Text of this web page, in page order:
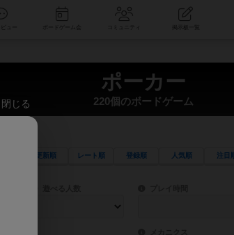
コミュニティ
ポーカー
220個のボードゲーム
更新順 レート順 登録順 人気順 注目
検索ができます。
きます。 目安となる所要時間を
モチーフ・ストーリーを指定することができます。直感的にゲ
ゲーム性を構成するコ
閉じる